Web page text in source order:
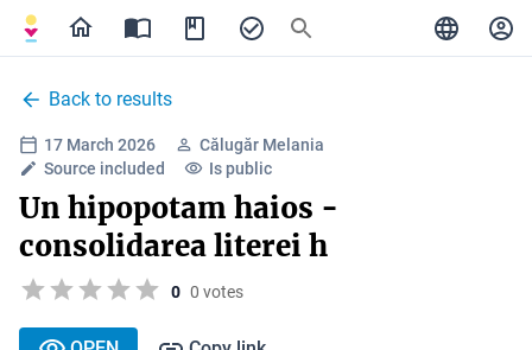
Back to results
17 March 2026
Călugăr Melania
Source included
Is public
Un hipopotam haios -
consolidarea literei h
0 0 votes